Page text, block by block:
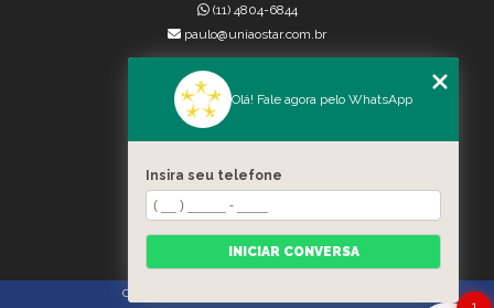
(11) 4804-6844
paulo@uniaostar.com.br
MENU
QUEM SOMOS
SERVIÇOS
CONTATO
CATEGORIAS
MAPA DO SITE
Copyright © União Star. (Lei 9610 de 19/02/1998)
Olá! Fale agora pelo WhatsApp
Insira seu telefone
INICIAR CONVERSA